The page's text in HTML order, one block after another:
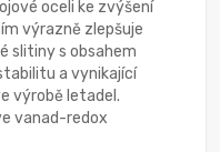
oceli ke zvýšení
výrazně zlepšuje
slitiny s obsahem
a vynikající
výrobě letadel.
vanad-redox